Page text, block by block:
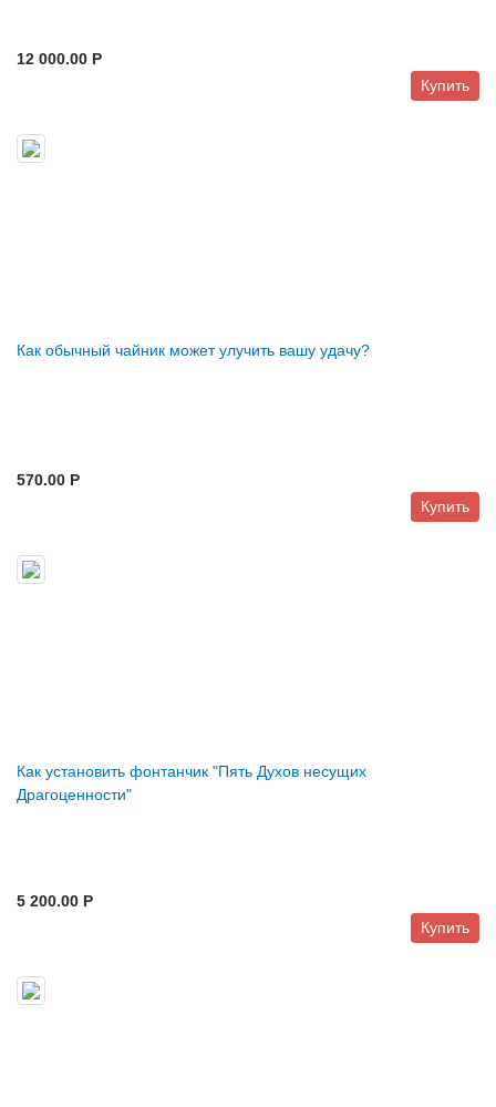
12 000.00 P
Купить
Как обычный чайник может улучить вашу удачу?
570.00 P
Купить
Как установить фонтанчик "Пять Духов несущих
Драгоценности"
5 200.00 P
Купить